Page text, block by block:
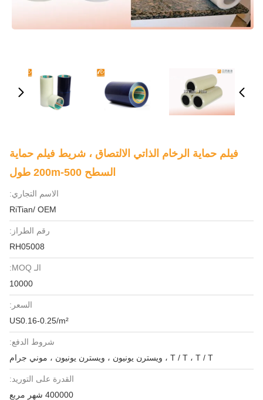
فيلم حماية الرخام الذاتي الالتصاق ، شريط فيلم حماية
السطح 500-200m طول
الاسم التجاري:
RiTian/ OEM
رقم الطراز:
RH05008
الـ MOQ:
10000
السعر:
US0.16-0.25/m²
شروط الدفع:
T / T ، T / T ، ويسترن يونيون ، ويسترن يونيون ، موني جرام
القدرة على التوريد:
400000 شهر مربع